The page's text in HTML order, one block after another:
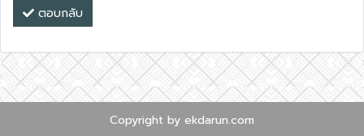
ตอบกลับ
Copyright by ekdarun.com